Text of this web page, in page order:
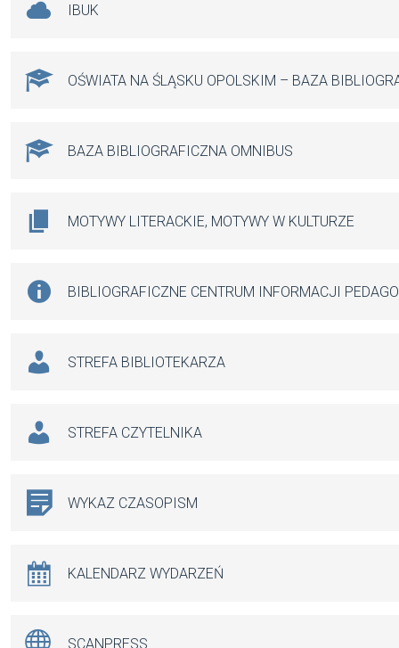
IBUK
OŚWIATA NA ŚLĄSKU OPOLSKIM – BAZA
BAZA BIBLIOGRAFICZNA OMNIBUS
MOTYWY LITERACKIE, MOTYWY W KULTURZE
BIBLIOGRAFICZNE CENTRUM INFORMACJI
STREFA BIBLIOTEKARZA
STREFA CZYTELNIKA
WYKAZ CZASOPISM
KALENDARZ WYDARZEŃ
SCANPRESS